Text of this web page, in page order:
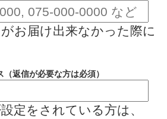
お届け出来なかった際に
返信が必要な方は必須）
定をされている方は、